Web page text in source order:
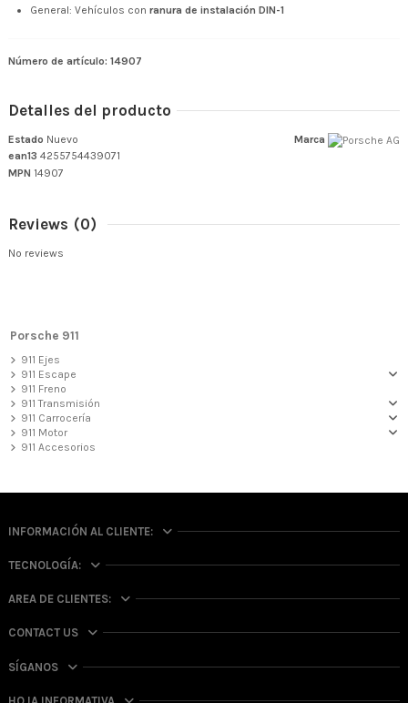
General: Vehículos con ranura de instalación DIN-1
Número de artículo: 14907
Detalles del producto
Marca
Estado Nuevo
ean13 4255754439071
MPN 14907
Reviews (0)
No reviews
Porsche 911
911 Ejes
911 Escape
911 Freno
911 Transmisión
911 Carrocería
911 Motor
911 Accesorios
INFORMACIÓN AL CLIENTE:
TECNOLOGÍA:
AREA DE CLIENTES:
CONTACT US
SÍGANOS